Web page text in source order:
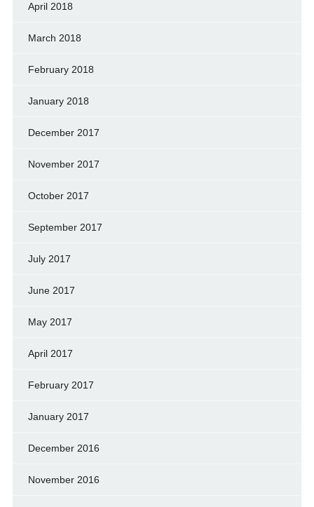
April 2018
March 2018
February 2018
January 2018
December 2017
November 2017
October 2017
September 2017
July 2017
June 2017
May 2017
April 2017
February 2017
January 2017
December 2016
November 2016